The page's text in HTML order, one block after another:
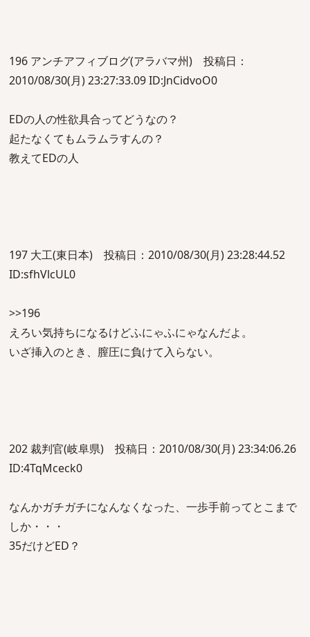
196 アンチアフィブログ(アラバマ州) 投稿日：
2010/08/30(月) 23:27:33.09 ID:JnCidvoO0
EDの人の性欲具合ってどうなの？
起たなくてもムラムラすんの？
教えてEDの人
197 大工(東日本) 投稿日：2010/08/30(月) 23:28:44.52
ID:sfhVlcUL0
>>196
えろい気持ちになるけどふにゃふにゃなんだよ。
いざ挿入のとき、膣圧に負けて入らない。
202 裁判官(岐阜県) 投稿日：2010/08/30(月) 23:34:06.26
ID:4TqMceck0
なんかガチガチになんなくなった、一歩手前ってとこまで
しか・・・
35だけどED？